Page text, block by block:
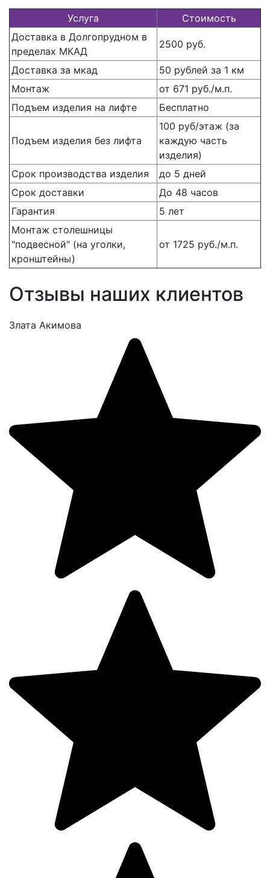
Услуга
Стоимость
Доставка в Долгопрудном в
пределах МКАД
2500 руб.
Доставка за мкад
50 рублей за 1 км
Монтаж
от 671 руб./м.п.
Подъем изделия на лифте
Бесплатно
Подъем изделия без лифта
100 руб/этаж (за
каждую часть
изделия)
Срок производства изделия
до 5 дней
Срок доставки
До 48 часов
Гарантия
5 лет
Монтаж столешницы
"подвесной" (на уголки,
кронштейны)
от 1725 руб./м.п.
Отзывы наших клиентов
Злата Акимова